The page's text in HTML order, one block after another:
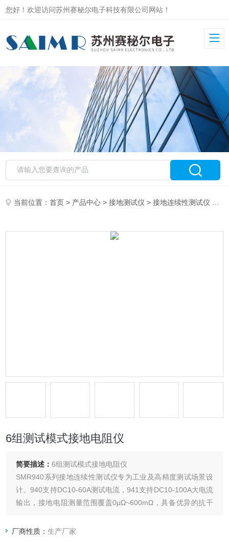
您好！欢迎访问苏州赛秘尔电子科技有限公司网站！
当前位置：首页 > 产品中心 >接地测试仪 >接地连续性测试仪
6组测试模式接地电阻仪
简要描述：6组测试模式接地电阻仪
SMR940系列接地连续性测试仪专为工业及高精度测试场景设
计。940支持DC10-60A测试电流，941支持DC10-100A大电流
输出，接地电阻测量范围覆盖0μΩ~600mΩ，具备优异的抗干
模式与分选功能，可选配RS485接口，通过MODBUS通讯协议
厂商性质：生产厂家